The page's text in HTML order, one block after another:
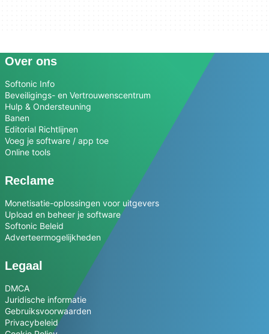
Over ons
Softonic Info
Beveiligings- en Vertrouwenscentrum
Hulp & Ondersteuning
Banen
Editorial Richtlijnen
Voeg je software / app toe
Online tools
Reclame
Monetisatie-oplossingen voor uitgevers
Upload en beheer je software
Softonic Beleid
Adverteermogelijkheden
Legaal
DMCA
Juridische informatie
Gebruiksvoorwaarden
Privacybeleid